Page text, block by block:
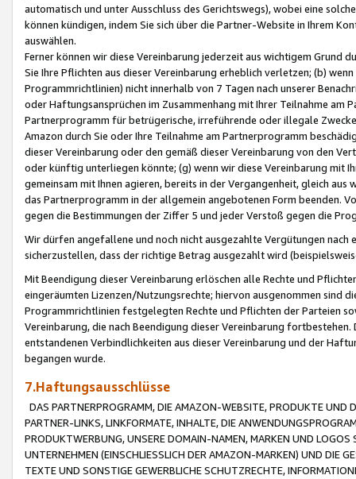
automatisch und unter Ausschluss des Gerichtswegs), wobei eine
können kündigen, indem Sie sich über die Partner-Website in Ihrem
auswählen.
Ferner können wir diese Vereinbarung jederzeit aus wichtigem Grund
Sie Ihre Pflichten aus dieser Vereinbarung erheblich verletzen; (b)
Programmrichtlinien) nicht innerhalb von 7 Tagen nach unserer
oder Haftungsansprüchen im Zusammenhang mit Ihrer Teilnahme am
Partnerprogramm für betrügerische, irreführende oder illegale
Amazon durch Sie oder Ihre Teilnahme am Partnerprogramm
dieser Vereinbarung oder den gemäß dieser Vereinbarung von den
oder künftig unterliegen könnte; (g) wenn wir diese Vereinbarung mit
gemeinsam mit Ihnen agieren, bereits in der Vergangenheit, gleich
das Partnerprogramm in der allgemein angebotenen Form beenden.
gegen die Bestimmungen der Ziffer 5 und jeder Verstoß gegen die
Wir dürfen angefallene und noch nicht ausgezahlte Vergütungen
sicherzustellen, dass der richtige Betrag ausgezahlt wird
Mit Beendigung dieser Vereinbarung erlöschen alle Rechte und
eingeräumten Lizenzen/Nutzungsrechte; hiervon ausgenommen sind
Programmrichtlinien festgelegten Rechte und Pflichten der Parteien
Vereinbarung, die nach Beendigung dieser Vereinbarung
entstandenen Verbindlichkeiten aus dieser Vereinbarung und der
begangen wurde.
7.Haftungsausschlüsse
DAS PARTNERPROGRAMM, DIE AMAZON-WEBSITE, PRODUKTE UND
PARTNER-LINKS, LINKFORMATE, INHALTE, DIE
PRODUKTWERBUNG, UNSERE DOMAIN-NAMEN, MARKEN UND
UNTERNEHMEN (EINSCHLIESSLICH DER AMAZON-MARKEN) UND DIE
TEXTE UND SONSTIGE GEWERBLICHE SCHUTZRECHTE,